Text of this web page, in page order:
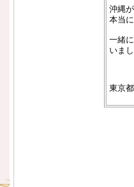
沖縄
本当
一緒
いま
東京